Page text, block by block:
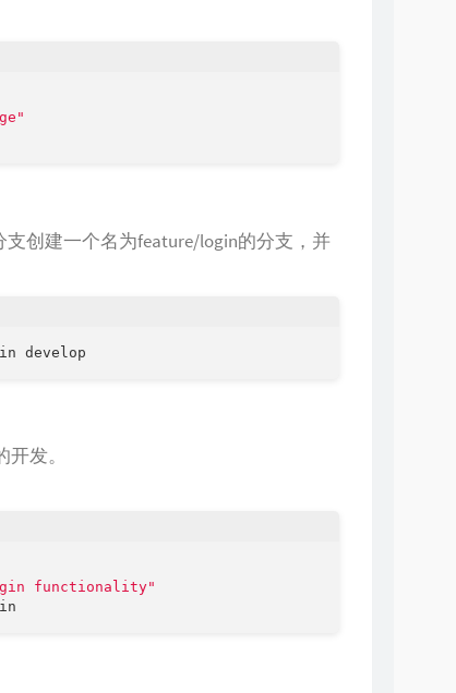
创建一个名为feature/login的分支，并
发。
functionality"